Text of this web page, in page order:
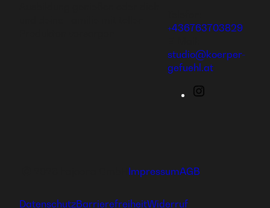
+436763703829
studio@koerper-
gefuehl.at
ImpressumAGB
DatenschutzBarrierefreiheitWiderruf